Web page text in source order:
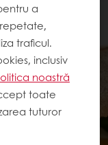
a
traficul.
inclusiv
noastră
toate
tuturor